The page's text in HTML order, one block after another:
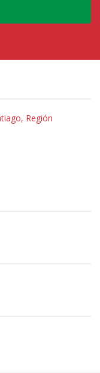
Región